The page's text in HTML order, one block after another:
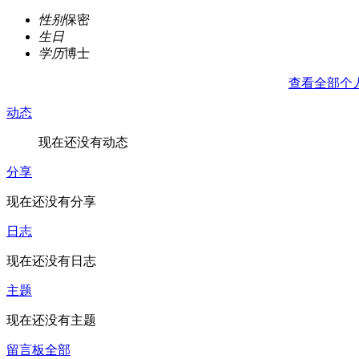
性别保密
生日
学历博士
查看全部个
动态
现在还没有动态
分享
现在还没有分享
日志
现在还没有日志
主题
现在还没有主题
留言板全部